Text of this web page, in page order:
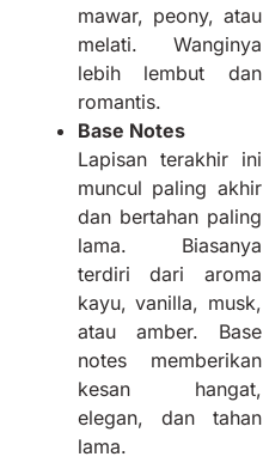
mawar, peony, atau
melati. Wanginya
lebih lembut dan
romantis.
Base Notes
Lapisan terakhir ini
muncul paling akhir
dan bertahan paling
lama. Biasanya
terdiri dari aroma
kayu, vanilla, musk,
atau amber. Base
notes memberikan
kesan hangat,
elegan, dan tahan
lama.